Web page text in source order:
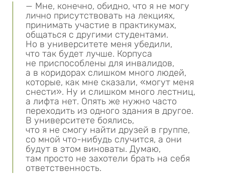
— Мне, конечно, обидно, что я не могу
лично присутствовать на лекциях,
принимать участие в практикумах,
общаться с другими студентами.
Но в университете меня убедили,
что так будет лучше. Корпуса
не приспособлены для инвалидов,
а в коридорах слишком много людей,
которые, как мне сказали, «могут меня
снести». Ну и слишком много лестниц,
а лифта нет. Опять же нужно часто
переходить из одного здания в другое.
В университете боялись,
что я не смогу найти друзей в группе,
со мной что-нибудь случится, а они
будут в этом виноваты. Думаю,
там просто не захотели брать на себя
ответственность.